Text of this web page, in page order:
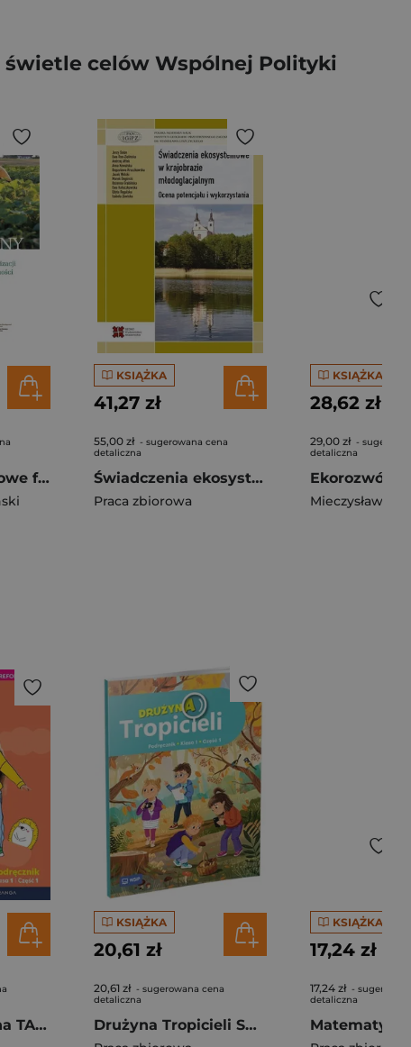
celów Wspólnej Polityki
Smak zmiany Nowe formy społecznej organizacji rolnictwa i konsumpcji żywności w Unii Europejskiej
KSIĄŻKA
41,27 zł
55,00 zł - sugerowana cena
detaliczna
Świadczenia ekosystemowe w krajobrazie...
Praca zbiorowa
KSIĄŻKA
28,62 zł
29,00 zł -
detaliczna
Mieczysław
Szkoła marzeń na TAK SP 1 podr. cz.1
KSIĄŻKA
20,61 zł
20,61 zł - sugerowana cena
detaliczna
Drużyna Tropicieli SP 1 podręcznik cz.1
KSIĄŻKA
17,24 zł
17,24 zł -
detaliczna